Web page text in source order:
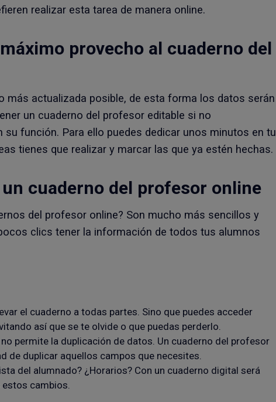
realizar esta tarea de manera online.
provecho al cuaderno del
más actualizada posible, de esta forma los datos serán
un cuaderno del profesor editable si no
función. Para ello puedes dedicar unos minutos en tu
tienes que realizar y marcar las que ya estén hechas.
cuaderno del profesor online
del profesor online? Son mucho más sencillos y
clics tener la información de todos tus alumnos
el cuaderno a todas partes. Sino que puedes acceder
así que se te olvide o que puedas perderlo.
permite la duplicación de datos. Un cuaderno del profesor
de duplicar aquellos campos que necesites.
del alumnado? ¿Horarios? Con un cuaderno digital será
cambios.